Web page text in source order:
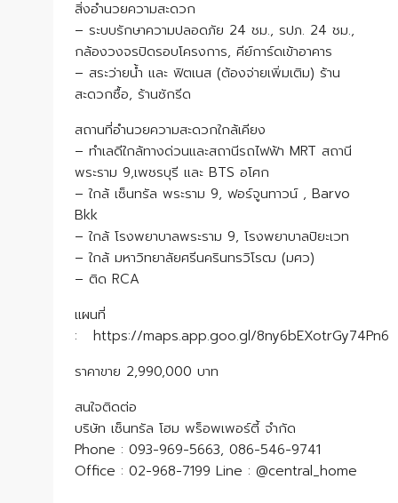
สิ่งอำนวยความสะดวก
– ระบบรักษาความปลอดภัย 24 ชม., รปภ. 24 ชม.,
กล้องวงจรปิดรอบโครงการ, คีย์การ์ดเข้าอาคาร
– สระว่ายน้ำ และ ฟิตเนส (ต้องจ่ายเพิ่มเติม) ร้าน
สะดวกซื้อ, ร้านซักรีด
สถานที่อำนวยความสะดวกใกล้เคียง
– ทำเลดีใกล้ทางด่วนและสถานีรถไฟฟ้า MRT สถานี
พระราม 9,เพชรบุรี และ BTS อโศก
– ใกล้ เซ็นทรัล พระราม 9, ฟอร์จูนทาวน์ , Barvo
Bkk
– ใกล้ โรงพยาบาลพระราม 9, โรงพยาบาลปิยะเวท
– ใกล้ มหาวิทยาลัยศรีนครินทรวิโรฒ (มศว)
– ติด RCA
แผนที่
: https://maps.app.goo.gl/8ny6bEXotrGy74Pn6
ราคาขาย 2,990,000 บาท
สนใจติดต่อ
บริษัท เซ็นทรัล โฮม พร็อพเพอร์ตี้ จำกัด
Phone : 093-969-5663, 086-546-9741
Office : 02-968-7199 Line : @central_home